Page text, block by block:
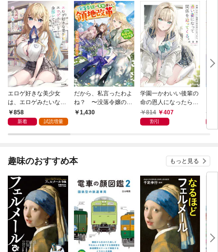
エロゲ好きな美少女
は、エロゲみたいなこ
と全部シてほしい【電
子ＳＳ特典付き】
858
新着 試読増量
だから、私言ったわよ
ね？ 〜没落令嬢の案
外楽しい領地改革〜
1,430
学園一かわいい後輩の
命の恩人になったら、
通い妻になって関係を
迫ってくる。
814 407
割引
趣味のおすすめ本 もっと見る